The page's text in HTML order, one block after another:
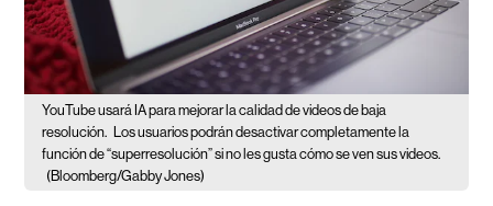
YouTube usará IA para mejorar la calidad de videos de baja
resolución.
Los usuarios podrán desactivar completamente la
función de “superresolución” si no les gusta cómo se ven sus videos.
(Bloomberg/Gabby Jones)